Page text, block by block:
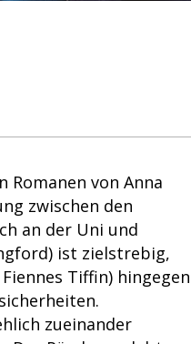
von Anna
zwischen den
an der Uni und
ist zielstrebig,
Tiffin) hingegen
zueinander